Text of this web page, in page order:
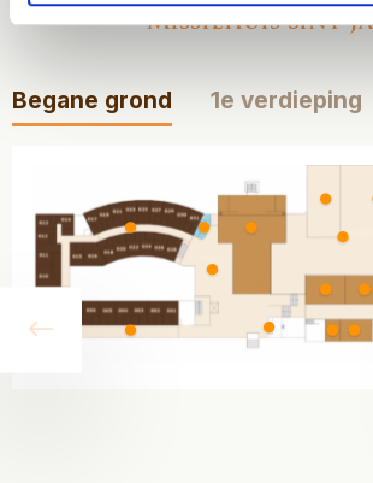
vorige
Missiehuis Sint
Begane grond 1e verdieping